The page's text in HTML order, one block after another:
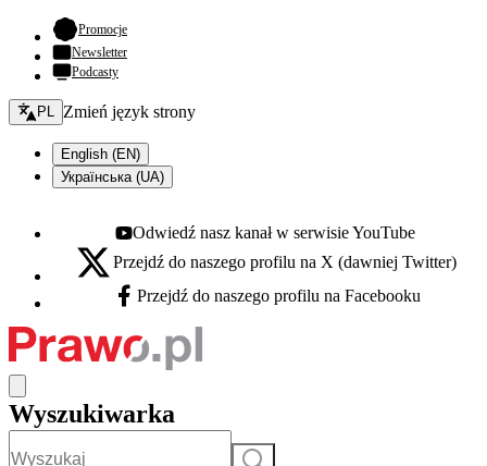
Promocje- otwiera się w nowej karcie
Newsletter
Podcasty
Zmień język - bieżący:
PL Zmień język strony
English (EN)
Українська (UA)
Youtube - otwiera się w nowej karcie
Odwiedź nasz kanał w serwisie YouTube
X - otwiera się w nowej karcie
Przejdź do naszego profilu na X (dawniej Twitter)
Facebook - otwiera się w nowej karcie
Przejdź do naszego profilu na Facebooku
Wyszukiwarka
Szukaj